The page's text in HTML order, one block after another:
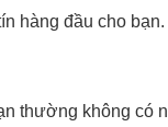
hàng đầu cho bạn.
thường không có